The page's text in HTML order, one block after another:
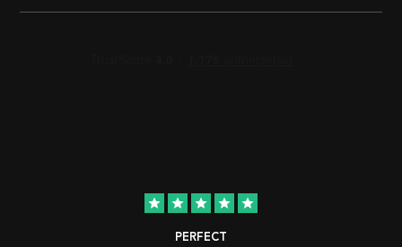
star star star star star
PERFECT